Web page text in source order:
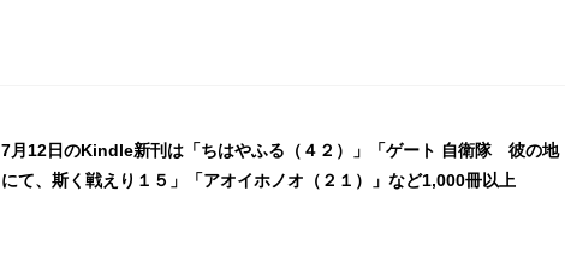
7月12日のKindle新刊は「ちはやふる（４２）」「ゲート 自衛隊 彼の地
にて、斯く戦えり１５」「アオイホノオ（２１）」など1,000冊以上